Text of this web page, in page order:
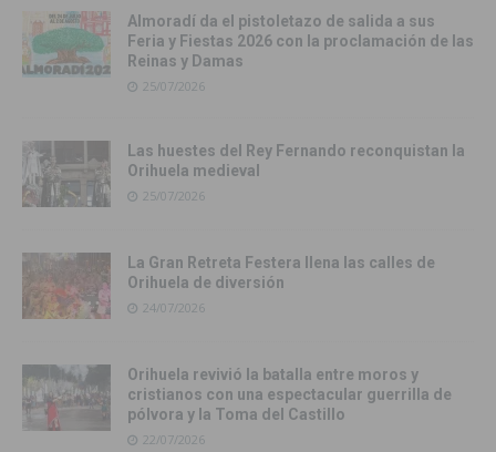
Almoradí da el pistoletazo de salida a sus
Feria y Fiestas 2026 con la proclamación de las
Reinas y Damas
25/07/2026
Las huestes del Rey Fernando reconquistan la
Orihuela medieval
25/07/2026
La Gran Retreta Festera llena las calles de
Orihuela de diversión
24/07/2026
Orihuela revivió la batalla entre moros y
cristianos con una espectacular guerrilla de
pólvora y la Toma del Castillo
22/07/2026